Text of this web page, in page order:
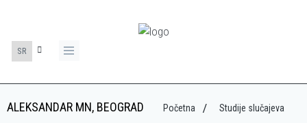
SR
ALEKSANDAR MN, BEOGRAD Početna Studije slučajeva